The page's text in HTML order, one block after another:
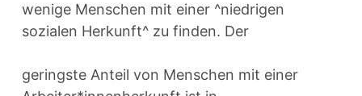
wenige Menschen mit einer ^niedrigen
sozialen Herkunft^ zu finden. Der
geringste Anteil von Menschen mit einer